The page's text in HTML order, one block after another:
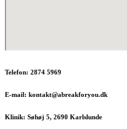
Telefon: 2874 5969
E-mail: kontakt@abreakforyou.dk
Klinik: Søhøj 5, 2690 Karlslunde